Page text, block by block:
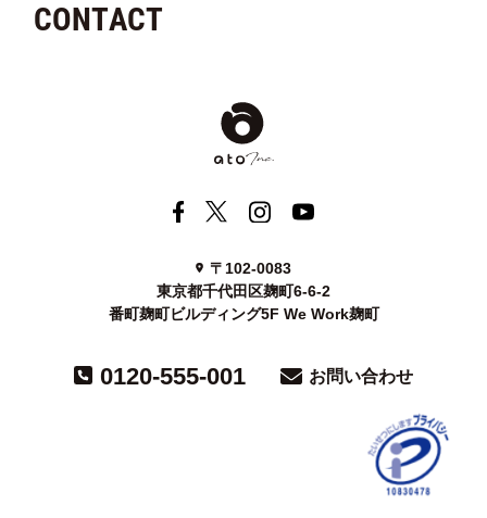
CONTACT
〒102-0083
東京都千代田区麹町6-6-2
番町麹町ビルディング5F We Work麹町
0120-555-001 お問い合わせ